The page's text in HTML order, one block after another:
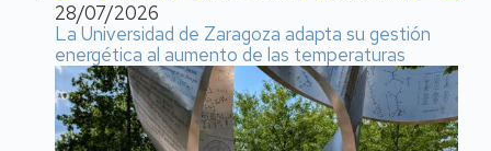
28/07/2026
La Universidad de Zaragoza adapta su gestión
energética al aumento de las temperaturas